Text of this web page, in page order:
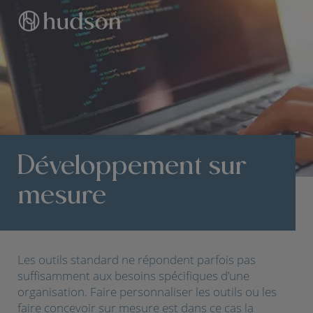
Développement sur
mesure
Les outils standard ne répondent parfois pas
suffisamment aux besoins spécifiques d’une
organisation. Faire personnaliser les outils ou les
faire concevoir sur mesure est dans ce cas la